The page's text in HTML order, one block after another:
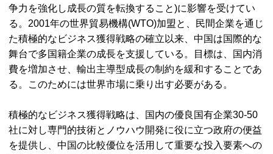
争力を強化し成長の質を転換すること)に影響を受けてい
る。2001年の世界貿易機構(WTO)加盟と、民間企業を通じ
た積極的なビジネス獲得戦略の確立以来、中国は国際的な
舞台で多国籍企業の成長を支援している。目標は、国内消
費を増加させ、輸出主導型成長の制約を緩和することであ
る。このためには世界市場に乗り出す必要がある。
積極的なビジネス獲得戦略は、国内の優良国有企業30-50
社に対し専門的技術とノウハウ開発に役に立つ政府の便益
を提供し、中国の比較優位を活用して重要な投入要素への